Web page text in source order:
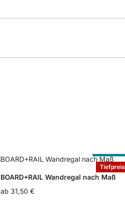
Tiefpreis
BOARD+RAIL Wandregal nach Maß
ab 31,50 €